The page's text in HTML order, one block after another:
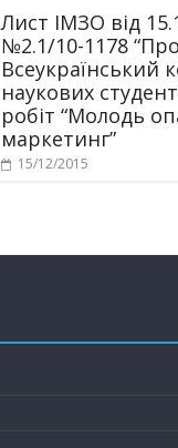
Лист ІМЗО від
№2.1/10-1178 “Про
Всеукраїнський
наукових
робіт “Молодь
маркетинг”
15/12/2015